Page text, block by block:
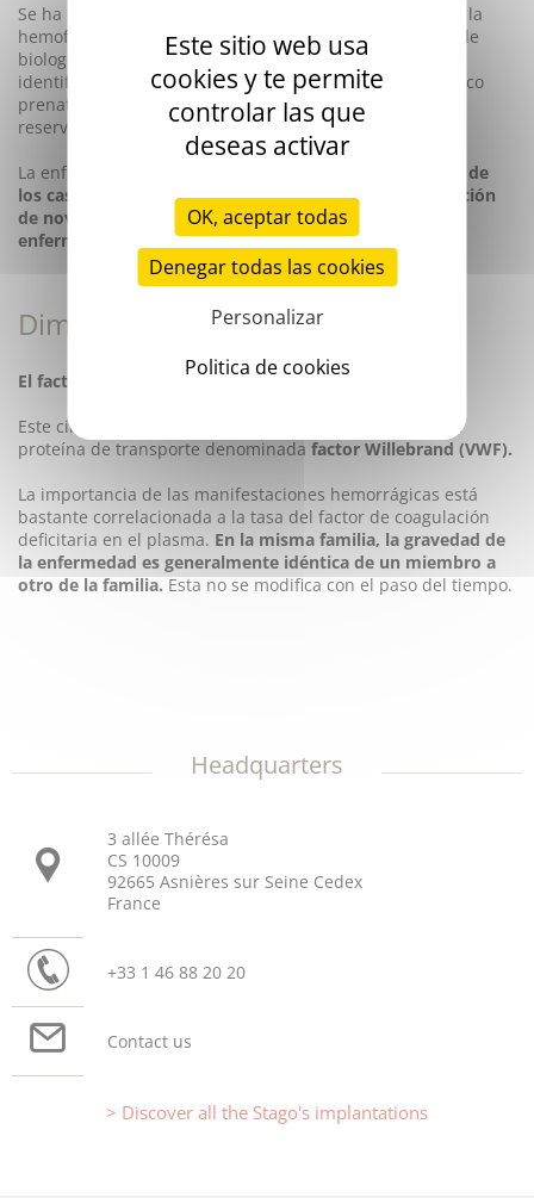
Se ha descrito numerosas
responsables de la
hemofilia A. Estas pueden buscarse mediante técnicas de
biología molecular, para caracterizar a los pacientes,
identificar a las conductoras o en el marco del diagnóstico
prenatal. Sin embargo, estos estudios genéticos están
reservados a centros expertos.
La enfermedad aparece en aproximadamente
un tercio de
los casos como resultado de la aparición de una mutación
de novo, en una familia hasta entonces indemne de la
enfermedad.
Dimensión fisiológica
El factor VIII es sintetizado por el hígado.
Este circula en el plasma en una forma vinculada a una
proteína de transporte denominada factor Willebrand (VWF).
La importancia de las manifestaciones hemorrágicas está
bastante correlacionada a la tasa del factor de coagulación
deficitaria en el plasma. En la misma familia, la gravedad de
la enfermedad es generalmente idéntica de un miembro a
otro de la familia.Esta no se modifica con el paso del tiempo.
Headquarters
3 allée Thérésa
CS 10009
92665 Asnières sur Seine Cedex
France
+33 1 46 88 20 20
Contact us
Discover all the Stago's implantations
Este sitio web usa
cookies y te permite
controlar las que
deseas activar
OK, aceptar todas
Denegar todas las cookies
Personalizar
Politica de cookies